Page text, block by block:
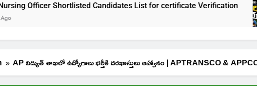
Shortlisted Candidates List for certificate Verification
3
AP విద్యుత్ శాఖలో ఉద్యోగాలు భర్తీకి దరఖాస్తులు ఆహ్వానం | APTRANSCO &